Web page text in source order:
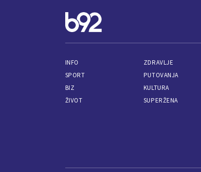
INFO
SPORT
BIZ
ŽIVOT
ZDRAVLJE
PUTOVANJA
KULTURA
SUPERŽENA